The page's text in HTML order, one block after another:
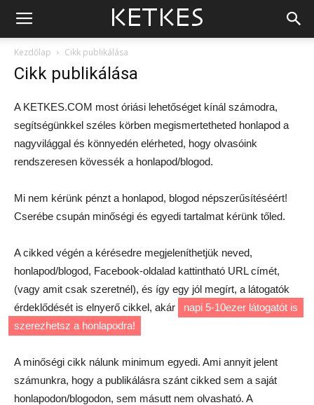
Kezdőlap Cikk publikálása
Cikk publikálása
A KETKES.COM most óriási lehetőséget kínál számodra,
segítségünkkel széles körben megismertetheted honlapod a
nagyvilággal és könnyedén elérheted, hogy olvasóink
rendszeresen kövessék a honlapod/blogod.
Mi nem kérünk pénzt a honlapod, blogod népszerűsítéséért!
Cserébe csupán minőségi és egyedi tartalmat kérünk tőled.
A cikked végén a kérésedre megjeleníthetjük neved,
honlapod/blogod, Facebook-oldalad kattintható URL címét,
(vagy amit csak szeretnél), és így egy jól megírt, a látogatók
érdeklődését is elnyerő cikkel, akár
napi 5-10ezer látogatót is
szerezhetsz a honlapodra!
A minőségi cikk nálunk minimum egyedi. Ami annyit jelent
számunkra, hogy a publikálásra szánt cikked sem a saját
honlapodon/blogodon, sem másutt nem olvasható. A